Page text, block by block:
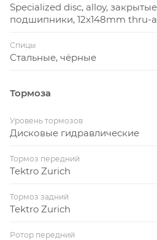
Specialized disc, alloy,
подшипники, 12x148mm thru-
Спицы
Стальные, чёрные
Тормоза
Уровень тормозов
Дисковые гидравлические
Тормоз передний
Tektro Zurich
Тормоз задний
Tektro Zurich
Ротор передний